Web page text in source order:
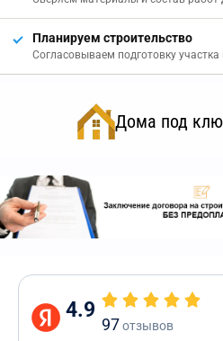
Планируем строительство
Согласовываем подготовку
Дома под
4.9
97отзывов